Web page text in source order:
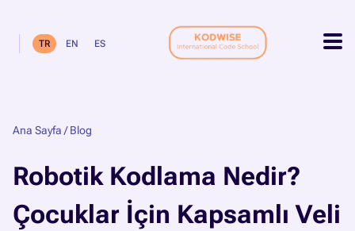
TR EN ES
Ana Sayfa /Blog
Robotik Kodlama Nedir?
Çocuklar İçin Kapsamlı Veli